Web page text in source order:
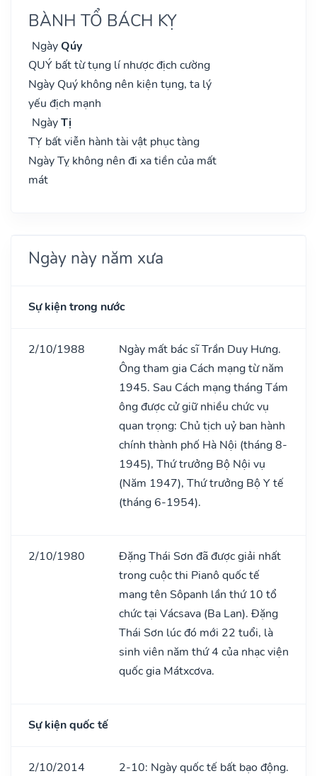
BÀNH TỔ BÁCH KỴ
NgàyQúy
QUÝ bất từ tụng lí nhược địch cường
Ngày Quý không nên kiện tụng, ta lý
yếu địch mạnh
NgàyTị
TỴ bất viễn hành tài vật phục tàng
Ngày Tỵ không nên đi xa tiền của mất
mát
Ngày này năm xưa
Sự kiện trong nước
2/10/1988
Ngày mất bác sĩ Trần Duy Hưng.
Ông tham gia Cách mạng từ năm
1945. Sau Cách mạng tháng Tám
ông được cử giữ nhiều chức vụ
quan trọng: Chủ tịch uỷ ban hành
chính thành phố Hà Nội (tháng 8-
1945), Thứ trưởng Bộ Nội vụ
(Năm 1947), Thứ trưởng Bộ Y tế
(tháng 6-1954).
2/10/1980
Đặng Thái Sơn đã được giải nhất
trong cuộc thi Pianô quốc tế
mang tên Sôpanh lần thứ 10 tổ
chức tại Vácsava (Ba Lan). Đặng
Thái Sơn lúc đó mới 22 tuổi, là
sinh viên năm thứ 4 của nhạc viện
quốc gia Mátxcơva.
Sự kiện quốc tế
2/10/2014
2-10: Ngày quốc tế bất bạo động.